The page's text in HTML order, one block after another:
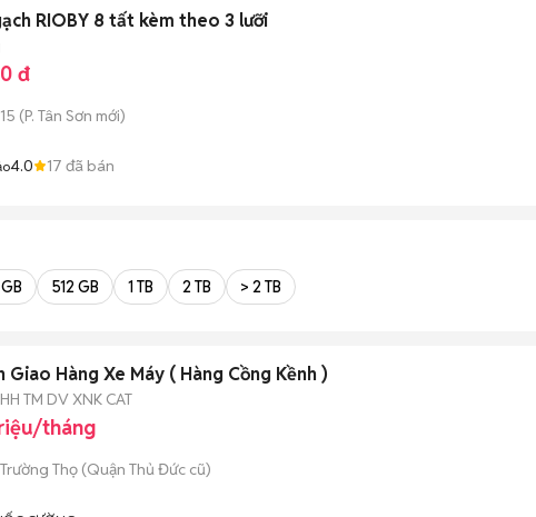
RIOBY 8 tất kèm theo 3 lưỡi
đ
(P. Tân Sơn mới)
4.0 17 đã bán
512 GB 1 TB 2 TB > 2 TB
Giao Hàng Xe Máy ( Hàng Cồng Kềnh )
TM DV XNK CAT
tháng
Thọ (Quận Thủ Đức cũ)